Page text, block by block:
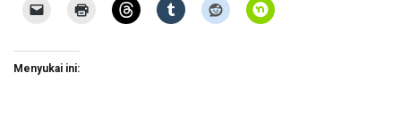
Menyukai ini: